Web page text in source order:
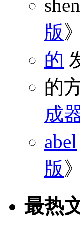
shen
版》
的
的
成
abel
版》
最热